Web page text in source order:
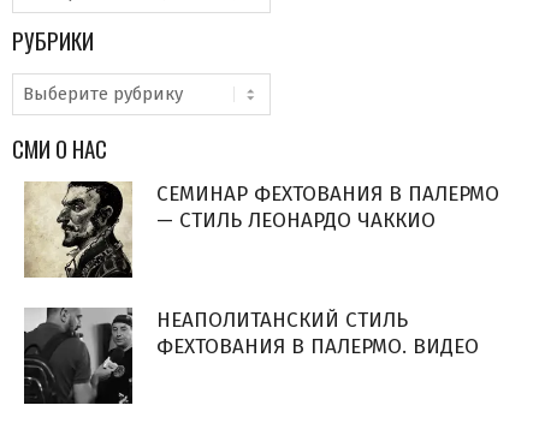
РУБРИКИ
Рубрики
СМИ О НАС
СЕМИНАР ФЕХТОВАНИЯ В ПАЛЕРМО
— СТИЛЬ ЛЕОНАРДО ЧАККИО
НЕАПОЛИТАНСКИЙ СТИЛЬ
ФЕХТОВАНИЯ В ПАЛЕРМО. ВИДЕО